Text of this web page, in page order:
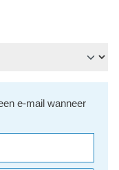
e-mail wanneer